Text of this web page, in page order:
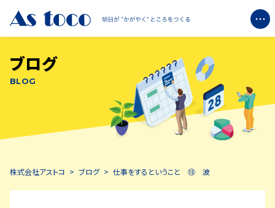
企業情報
+
エコミットについて +
ブログ
BLOG
ブログ
株式会社アストコ > ブログ > 仕事をするということ ⑱ 波